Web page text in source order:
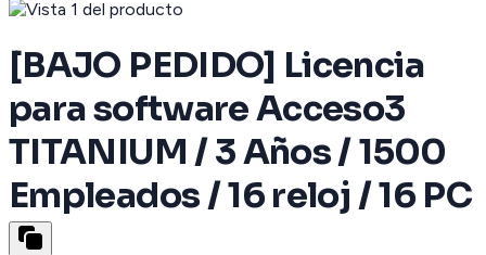
[BAJO PEDIDO] Licencia
para software Acceso3
TITANIUM / 3 Años / 1500
Empleados / 16 reloj / 16 PC